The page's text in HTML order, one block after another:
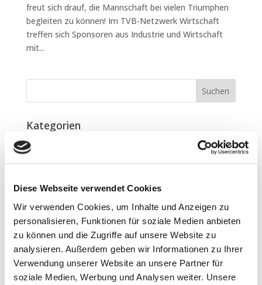
Diese Webseite verwendet Cookies
Wir verwenden Cookies, um Inhalte und Anzeigen zu
personalisieren, Funktionen für soziale Medien anbieten
zu können und die Zugriffe auf unsere Website zu
analysieren. Außerdem geben wir Informationen zu Ihrer
Verwendung unserer Website an unsere Partner für
soziale Medien, Werbung und Analysen weiter. Unsere
freut sich drauf, die Mannschaft bei vielen Triumphen
begleiten zu können! Im TVB-Netzwerk Wirtschaft
treffen sich Sponsoren aus Industrie und Wirtschaft
mit...
Kategorien
Sponsoring
Mai 2020